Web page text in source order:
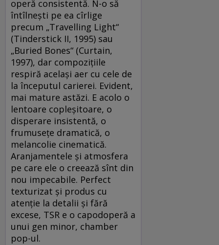
operă consistentă. N-o să
întîlneşti pe ea cîrlige
precum „Travelling Light“
(Tinderstick II, 1995) sau
„Buried Bones“ (Curtain,
1997), dar compoziţiile
respiră acelaşi aer cu cele de
la începutul carierei. Evident,
mai mature astăzi. E acolo o
lentoare copleşitoare, o
disperare insistentă, o
frumuseţe dramatică, o
melancolie cinematică.
Aranjamentele şi atmosfera
pe care ele o creează sînt din
nou impecabile. Perfect
texturizat şi produs cu
atenţie la detalii şi fără
excese, TSR e o capodoperă a
unui gen minor, chamber
pop-ul.